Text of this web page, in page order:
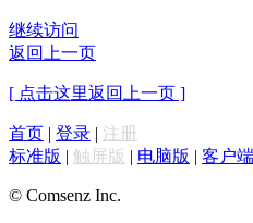
继续访问
返回上一页
[ 点击这里返回上一页 ]
首页 | 登录 | 注册
标准版 | 触屏版 | 电脑版 | 客户端
© Comsenz Inc.